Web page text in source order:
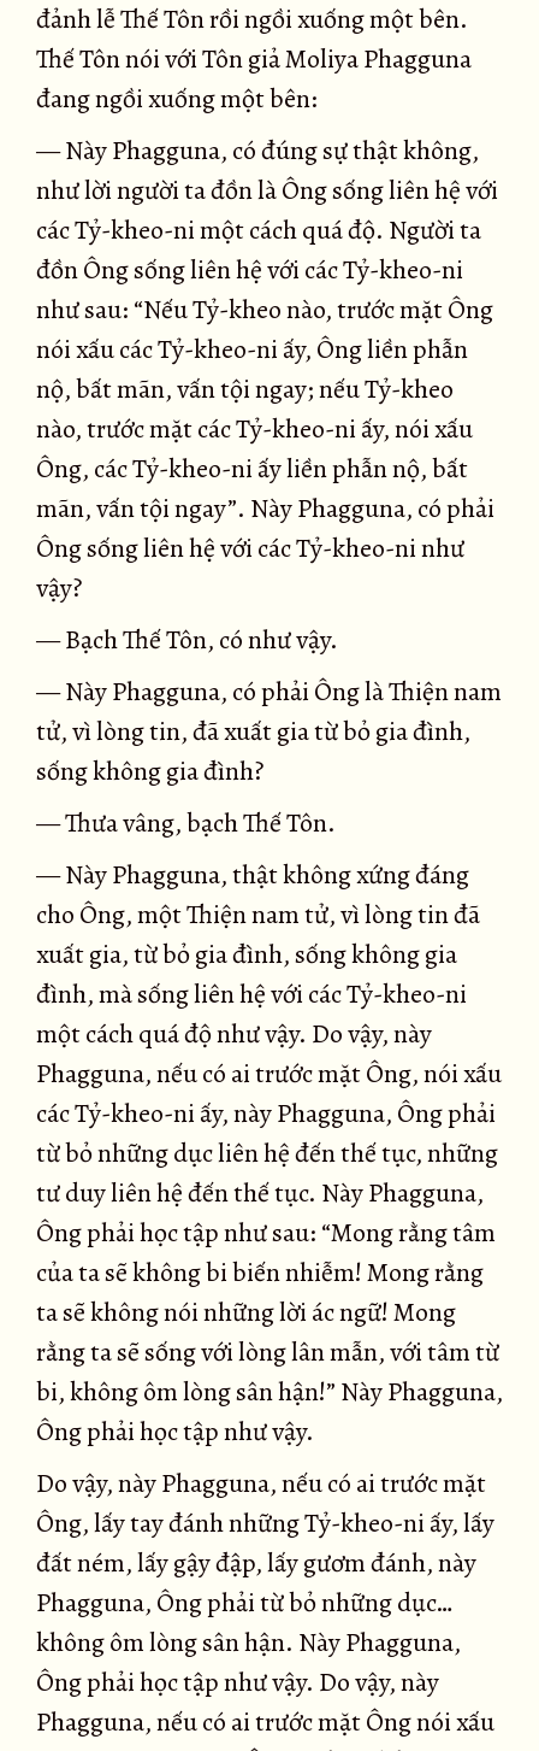
đảnh lễ Thế Tôn rồi ngồi xuống một bên.
Thế Tôn nói với Tôn giả Moliya Phagguna
đang ngồi xuống một bên:
— Này Phagguna, có đúng sự thật không,
như lời người ta đồn là Ông sống liên hệ với
các Tỷ-kheo-ni một cách quá độ. Người ta
đồn Ông sống liên hệ với các Tỷ-kheo-ni
như sau: “Nếu Tỷ-kheo nào, trước mặt Ông
nói xấu các Tỷ-kheo-ni ấy, Ông liền phẫn
nộ, bất mãn, vấn tội ngay; nếu Tỷ-kheo
nào, trước mặt các Tỷ-kheo-ni ấy, nói xấu
Ông, các Tỷ-kheo-ni ấy liền phẫn nộ, bất
mãn, vấn tội ngay”. Này Phagguna, có phải
Ông sống liên hệ với các Tỷ-kheo-ni như
vậy?
— Bạch Thế Tôn, có như vậy.
— Này Phagguna, có phải Ông là Thiện nam
tử, vì lòng tin, đã xuất gia từ bỏ gia đình,
sống không gia đình?
— Thưa vâng, bạch Thế Tôn.
— Này Phagguna, thật không xứng đáng
cho Ông, một Thiện nam tử, vì lòng tin đã
xuất gia, từ bỏ gia đình, sống không gia
đình, mà sống liên hệ với các Tỷ-kheo-ni
một cách quá độ như vậy. Do vậy, này
Phagguna, nếu có ai trước mặt Ông, nói xấu
các Tỷ-kheo-ni ấy, này Phagguna, Ông phải
từ bỏ những dục liên hệ đến thế tục, những
tư duy liên hệ đến thế tục. Này Phagguna,
Ông phải học tập như sau: “Mong rằng tâm
của ta sẽ không bi biến nhiễm! Mong rằng
ta sẽ không nói những lời ác ngữ! Mong
rằng ta sẽ sống với lòng lân mẫn, với tâm từ
bi, không ôm lòng sân hận!” Này Phagguna,
Ông phải học tập như vậy.
Do vậy, này Phagguna, nếu có ai trước mặt
Ông, lấy tay đánh những Tỷ-kheo-ni ấy, lấy
đất ném, lấy gậy đập, lấy gươm đánh, này
Phagguna, Ông phải từ bỏ những dục…
không ôm lòng sân hận. Này Phagguna,
Ông phải học tập như vậy. Do vậy, này
Phagguna, nếu có ai trước mặt Ông nói xấu